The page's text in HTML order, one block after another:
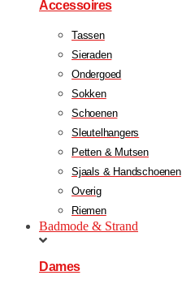
Accessoires
Tassen
Sieraden
Ondergoed
Sokken
Schoenen
Sleutelhangers
Petten & Mutsen
Sjaals & Handschoenen
Overig
Riemen
Badmode & Strand
Dames